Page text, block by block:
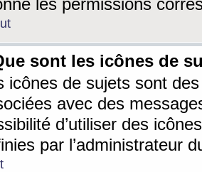
les permissions
sont les icônes de
icônes de sujets sont
avec des
d’utiliser des
par l’administrateur